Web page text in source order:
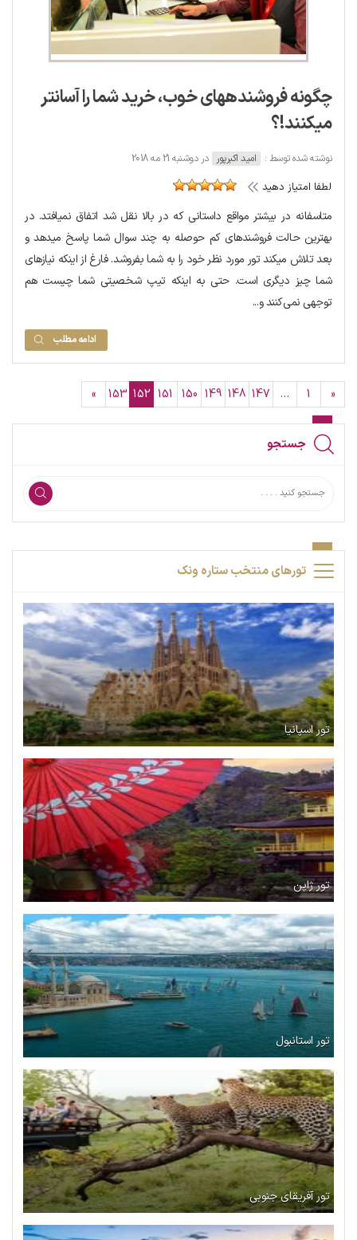
چگونه فروشنده‎های خوب، خرید شما را آسان‎تر
می‎کنند!؟
نوشته شده توسط : امید اکبرپور در دوشنبه 21 مه 2018
لطفا امتیاز دهید
متاسفانه در بیشتر مواقع داستانی که در بالا نقل شد اتفاق نمی‎افتد. در
بهترین حالت فروشنده‎ای کم حوصله به چند سوال شما پاسخ می‎دهد و
بعد تلاش می‎کند تور مورد نظر خود را به شما بفروشد. فارغ از اینکه نیازهای
شما چیز دیگری است. حتی به اینکه تیپ شخصیتی شما چیست هم
توجهی نمی‌کنند و...
ادامه مطلب
«
1
…
147
148
149
150
151
152
153
»
جستجو
تورهای منتخب ستاره ونک
تور اسپانیا
تور ژاپن
تور استانبول
تور آفریقای جنوبی